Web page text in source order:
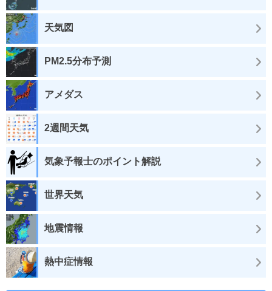
天気図
PM2.5分布予測
アメダス
2週間天気
気象予報士のポイント解説
世界天気
地震情報
熱中症情報